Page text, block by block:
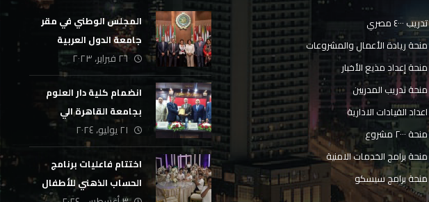
تدريب ٤٠٠٠ مصري
منحة ريادة الأعمال والمشروعات
منحة إعداد مذيع الأخبار
منحة تدريب المدربين
اعداد القيادات الادارية
منحة ٢٠٠٠ مشروع
منحة برامج الخدمات الامنية
منحة برامج سيسكو
المجلس الوطني في مقر
جامعة الدول العربية
٢٦ فبراير، ٢٠٢٣
انضمام كلية دار العلوم
بجامعة القاهرة الي
المبادرة الوطنية لتأهيل
الجهاز الإداري بالدولة
٢١ يوليو، ٢٠٢٤
اختتام فاعليات برنامج
الحساب الذهني للأطفال